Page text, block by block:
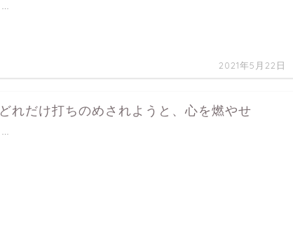
2021年5月22日
どれだけ打ちのめされようと、心を燃やせ